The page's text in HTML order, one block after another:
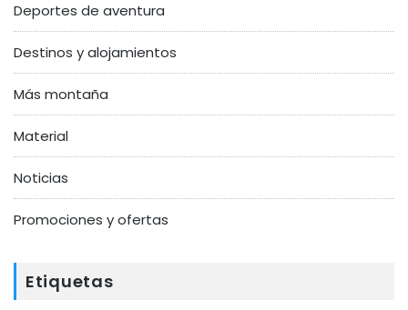
Deportes de aventura
Destinos y alojamientos
Más montaña
Material
Noticias
Promociones y ofertas
Etiquetas